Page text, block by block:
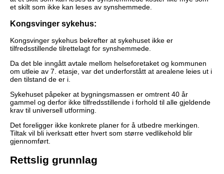
et skilt som ikke kan leses av synshemmede.
Kongsvinger sykehus:
Kongsvinger sykehus bekrefter at sykehuset ikke er
tilfredsstillende tilrettelagt for synshemmede.
Da det ble inngått avtale mellom helseforetaket og kommunen
om utleie av 7. etasje, var det underforstått at arealene leies ut i
den tilstand de er i.
Sykehuset påpeker at bygningsmassen er omtrent 40 år
gammel og derfor ikke tilfredsstillende i forhold til alle gjeldende
krav til universell utforming.
Det foreligger ikke konkrete planer for å utbedre merkingen.
Tiltak vil bli iverksatt etter hvert som større vedlikehold blir
gjennomført.
Rettslig grunnlag